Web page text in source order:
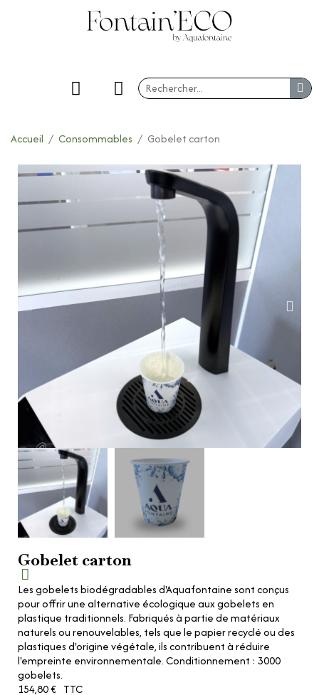
Accueil Consommables Gobelet carton
Gobelet carton
Les gobelets biodégradables d'Aquafontaine sont conçus
pour offrir une alternative écologique aux gobelets en
plastique traditionnels. Fabriqués à partie de matériaux
naturels ou renouvelables, tels que le papier recyclé ou des
plastiques d'origine végétale, ils contribuent à réduire
l'empreinte environnementale. Conditionnement : 3000
gobelets.
154,80 € TTC